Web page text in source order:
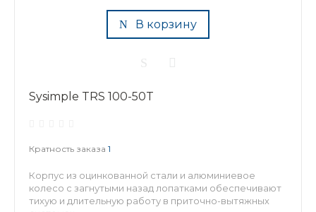
В корзину
Sysimple TRS 100-50T
Кратность заказа 1
Корпус из оцинкованной стали и алюминиевое
колесо с загнутыми назад лопатками обеспечивают
тихую и длительную работу в приточно-вытяжных